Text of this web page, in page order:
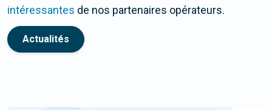
intéressantes de nos partenaires opérateurs.
Actualités